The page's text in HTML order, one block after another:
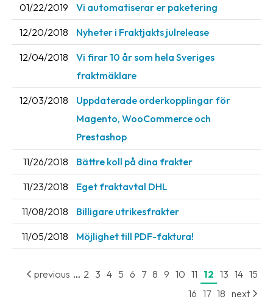
Fraktjakt
Media
Coworkers
&
archive
Contact
us
Terms
Terms
conditions
01/22/2019 Vi automatiserar er paketering
12/20/2018 Nyheter i Fraktjakts julrelease
12/04/2018
Vi firar 10 år som hela Sveriges
fraktmäklare
12/03/2018
Uppdaterade orderkopplingar för
Magento, WooCommerce och
Prestashop
11/26/2018 Bättre koll på dina frakter
11/23/2018 Eget fraktavtal DHL
11/08/2018 Billigare utrikesfrakter
11/05/2018 Möjlighet till PDF-faktura!
previous ... 2 3 4 5 6 7 8 9 10 11 12 13 14 15
16 17 18 next